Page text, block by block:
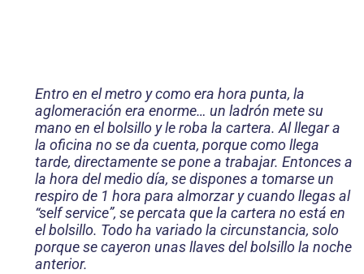
Entro en el metro y como era hora punta, la
aglomeración era enorme… un ladrón mete su
mano en el bolsillo y le roba la cartera. Al llegar a
la oficina no se da cuenta, porque como llega
tarde, directamente se pone a trabajar. Entonces a
la hora del medio día, se dispones a tomarse un
res­piro de 1 hora para almorzar y cuando llegas al
“self service”, se percata que la cartera no está en
el bolsillo. Todo ha variado la circunstancia, solo
porque se cayeron unas llaves del bolsillo la noche
anterior.